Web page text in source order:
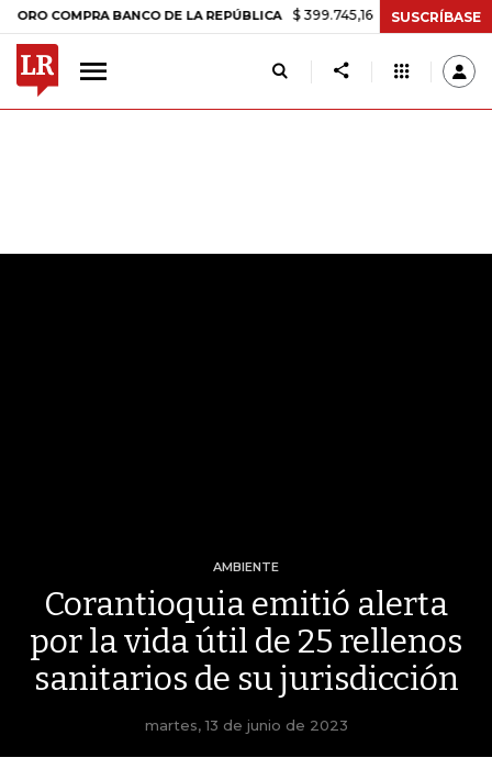
BANCO DE LA REPÚBLICA $ 399.745,16 +$ 2.295,71 +0,58%
SUSCRÍBASE
AMBIENTE
Corantioquia emitió alerta
por la vida útil de 25 rellenos
sanitarios de su jurisdicción
martes, 13 de junio de 2023